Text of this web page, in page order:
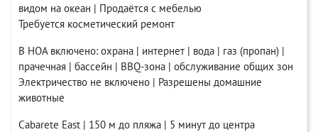
видом на океан | Продаётся с мебелью
Требуется косметический ремонт
В HOA включено: охрана | интернет | вода | газ (пропан) |
прачечная | бассейн | BBQ-зона | обслуживание общих зон
Электричество не включено | Разрешены домашние
животные
Cabarete East | 150 м до пляжа | 5 минут до центра